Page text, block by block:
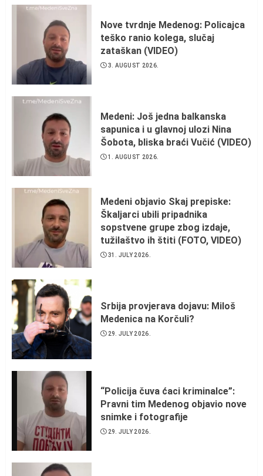
Nove tvrdnje Medenog: Policajca
teško ranio kolega, slučaj
zataškan (VIDEO)
3. AUGUST 2026.
Medeni: Još jedna balkanska
sapunica i u glavnoj ulozi Nina
Šobota, bliska braći Vučić (VIDEO)
1. AUGUST 2026.
Medeni objavio Skaj prepiske:
Škaljarci ubili pripadnika
sopstvene grupe zbog izdaje,
tužilaštvo ih štiti (FOTO, VIDEO)
31. JULY 2026.
Srbija provjerava dojavu: Miloš
Medenica na Korčuli?
29. JULY 2026.
“Policija čuva ćaci kriminalce”:
Pravni tim Medenog objavio nove
snimke i fotografije
29. JULY 2026.